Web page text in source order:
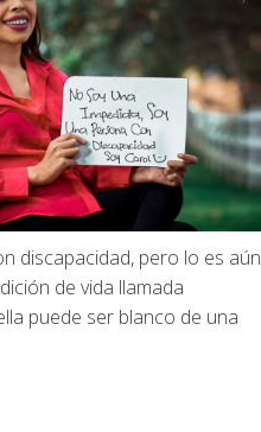
discapacidad, pero lo es aún
de vida llamada
puede ser blanco de una